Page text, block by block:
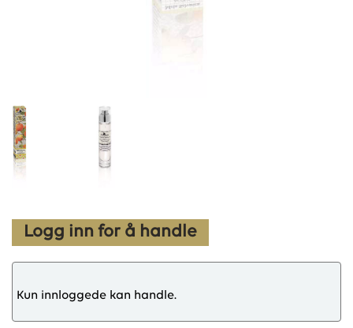
Logg inn for å handle
Kun innloggede kan handle.